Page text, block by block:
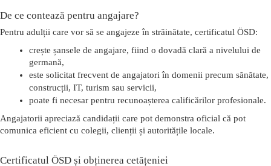
De ce contează pentru angajare?
Pentru adulții care vor să se angajeze în străinătate, certificatul ÖSD:
crește șansele de angajare, fiind o dovadă clară a nivelului de
germană,
este solicitat frecvent de angajatori în domenii precum sănătate,
construcții, IT, turism sau servicii,
poate fi necesar pentru recunoașterea calificărilor profesionale.
Angajatorii apreciază candidații care pot demonstra oficial că pot
comunica eficient cu colegii, clienții și autoritățile locale.
Certificatul ÖSD și obținerea cetățeniei